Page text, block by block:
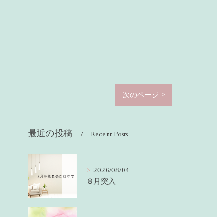
次のページ >
最近の投稿 Recent Posts
2026/08/04
８月突入